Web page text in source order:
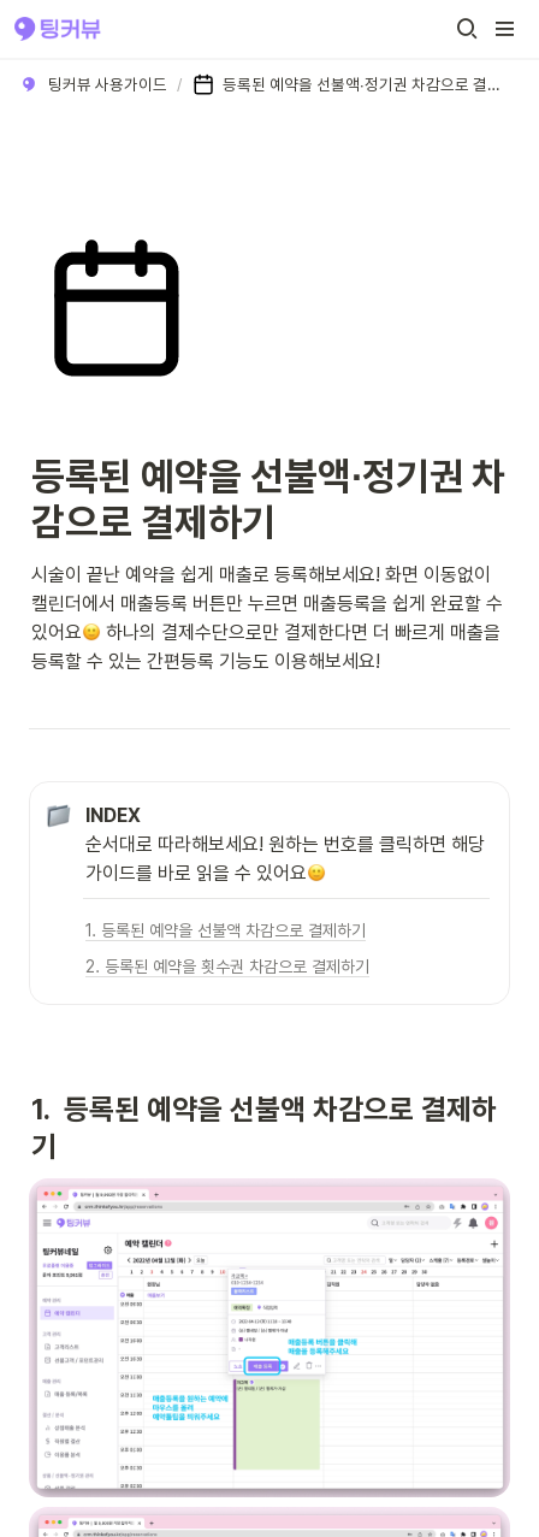
팅커뷰 사용가이드 / 등록된 예약을 선불액∙정기권 차감으로 결제하기
등록된 예약을 선불액∙정기권 차
감으로 결제하기
시술이 끝난 예약을 쉽게 매출로 등록해보세요! 화면 이동없이
캘린더에서 매출등록 버튼만 누르면 매출등록을 쉽게 완료할 수
있어요
하나의 결제수단으로만 결제한다면 더 빠르게 매출을
등록할 수 있는 간편등록 기능도 이용해보세요!
INDEX
순서대로 따라해보세요! 원하는 번호를 클릭하면 해당
가이드를 바로 읽을 수 있어요
1. 등록된 예약을 선불액 차감으로 결제하기
2. 등록된 예약을 횟수권 차감으로 결제하기
1.  등록된 예약을 선불액 차감으로 결제하
기